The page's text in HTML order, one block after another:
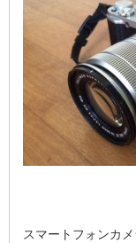
スマートフォンカ